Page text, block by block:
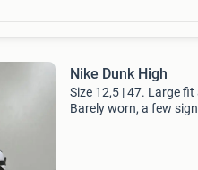
Nike Dunk High
Size 12,5 | 47. Large
Barely worn, a few